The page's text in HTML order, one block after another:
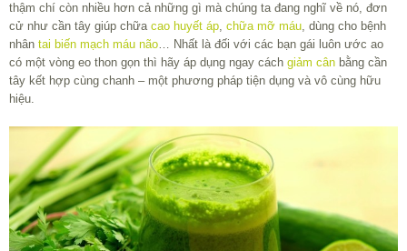
thậm chí còn nhiều hơn cả những gì mà chúng ta đang nghĩ về nó, đơn
cử như cần tây giúp chữa cao huyết áp, chữa mỡ máu, dùng cho bệnh
nhân tai biến mạch máu não… Nhất là đối với các bạn gái luôn ước ao
có một vòng eo thon gọn thì hãy áp dụng ngay cách giảm cân bằng cần
tây kết hợp cùng chanh – một phương pháp tiện dụng và vô cùng hữu
hiệu.